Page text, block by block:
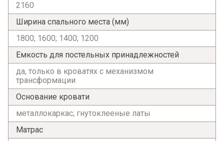
согласен на их обработку.
2160
Ширина спального места (мм)
1800; 1600; 1400; 1200
Емкость для постельных принадлежностей
да, только в кроватях с механизмом
трансформации
Основание кровати
металлокаркас; гнутоклееные латы
Матрас